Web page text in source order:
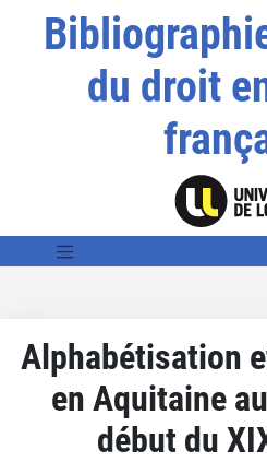
du droit
Alphabétisation
en Aquitaine
début du